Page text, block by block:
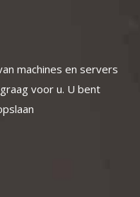
machines en servers
voor u. U bent